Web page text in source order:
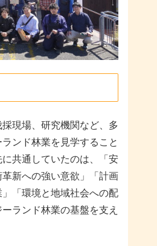
現場、研究機関など、多
ンド林業を見学すること
共通していたのは、「安
新への強い意欲」「計画
「環境と地域社会への配
ランド林業の基盤を支え